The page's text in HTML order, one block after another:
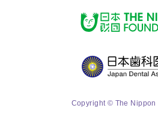
Copyright © The Nippon